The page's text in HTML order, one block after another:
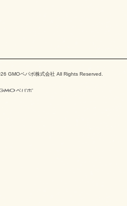
GMOペパボ株式会社 All Rights Reserved.